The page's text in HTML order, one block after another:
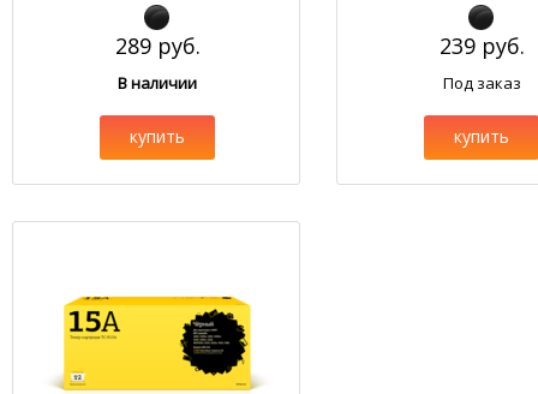
289 руб.
В наличии
купить
239 руб.
Под заказ
купить